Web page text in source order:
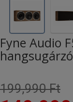
Fyne Audio
199,990 Ft